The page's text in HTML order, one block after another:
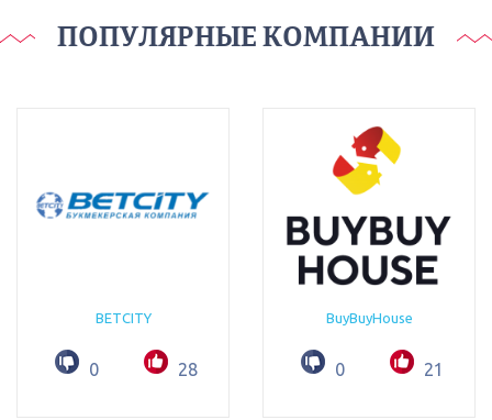
ПОПУЛЯРНЫЕ КОМПАНИИ
BETCITY
0 28
BuyBuyHouse
0 21